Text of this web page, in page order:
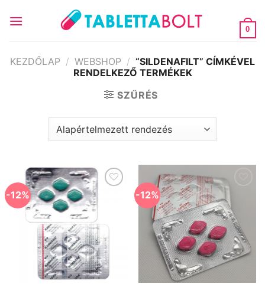
0
KEZDŐLAP / WEBSHOP / “SILDENAFILT” CÍMKÉVEL
RENDELKEZŐ TERMÉKEK
SZŰRÉS
-12% Kedvencekhez -12% Kedvencekhez